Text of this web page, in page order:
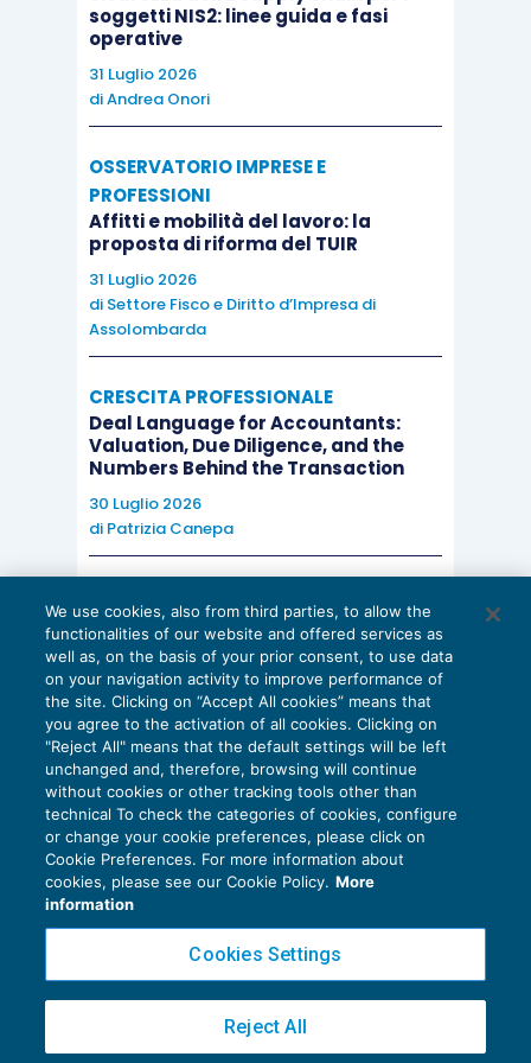
committente o, comunque, fino all’inservibilità o
distruzione degli stampi, senza esaminare in
concreto la fattispecie in oggetto ed individuare
quale fosse il termine finale dell’operazione in
base all’originario accordo stipulato tra le parti
per la realizzazione degli stampi, nell’ambito del
quale non potevano essere considerati eventuali
ordini successivi, di volta in volta concordati.
soggetti NIS2: linee guida e fasi
operative
31 Luglio 2026
diAndrea Onori
OSSERVATORIO IMPRESE E
PROFESSIONI
Affitti e mobilità del lavoro: la
proposta di riforma del TUIR
31 Luglio 2026
di Settore Fisco e Diritto d’Impresa di
Assolombarda
CRESCITA PROFESSIONALE
Deal Language for Accountants:
Valuation, Due Diligence, and the
Numbers Behind the Transaction
30 Luglio 2026
di Patrizia Canepa
EU AI Act e studi professionali: le
scadenze concrete
27 Luglio 2026
di Diego BarberieStefano Dovier
Privacy Policy
Cookie Policy
Copyright 2016 ©Gruppo Euroconference S.p.A.v2.32.4
Piazza Luigi Einaudi, 10N01 - 20124 Milano - info@ecnews.it
We use cookies, also from third parties, to allow the
functionalities of our website and offered services as
well as, on the basis of your prior consent, to use data
on your navigation activity to improve performance of
the site. Clicking on “Accept All cookies” means that
you agree to the activation of all cookies. Clicking on
"Reject All" means that the default settings will be left
unchanged and, therefore, browsing will continue
without cookies or other tracking tools other than
technical To check the categories of cookies, configure
or change your cookie preferences, please click on
Cookie Preferences. For more information about
cookies, please see our Cookie Policy. More
information
Cookies Settings
Reject All